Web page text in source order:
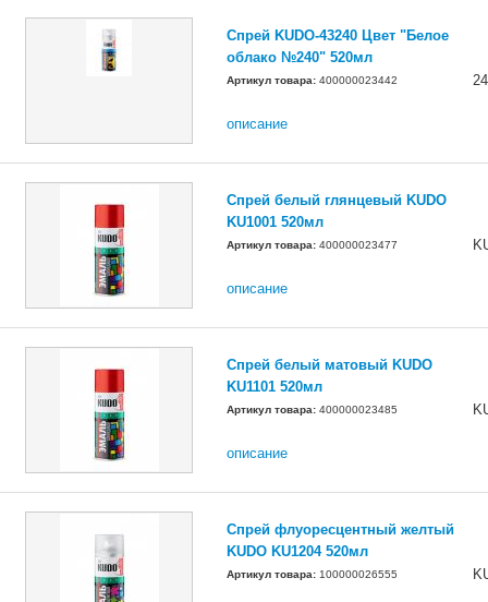
Спрей KUDO-43240 Цвет "Белое
облако №240" 520мл
Артикул товара: 400000023442
описание
Спрей белый глянцевый KUDO
KU1001 520мл
Артикул товара: 400000023477
описание
Спрей белый матовый KUDO
KU1101 520мл
Артикул товара: 400000023485
описание
Спрей флуоресцентный желтый
KUDO KU1204 520мл
Артикул товара: 100000026555